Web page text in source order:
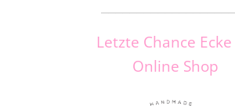
Letzte Chance
Online Shop